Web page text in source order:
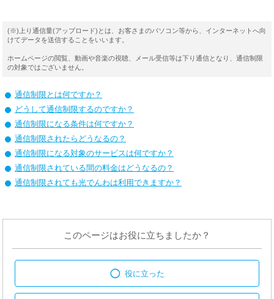
(※)上り通信量(アップロード)とは、お客さまのパソコン等から、インターネットへ向
けてデータを送信することをいいます。
ホームページの閲覧、動画や音楽の視聴、メール受信等は下り通信となり、通信制限
の対象ではございません。
通信制限とは何ですか？
どうして通信制限するのですか？
通信制限になる条件は何ですか？
通信制限されたらどうなるの？
通信制限になる対象のサービスは何ですか？
通信制限されている間の料金はどうなるの？
通信制限されても光でんわは利用できますか？
このページはお役に立ちましたか？
◯ 役に立った